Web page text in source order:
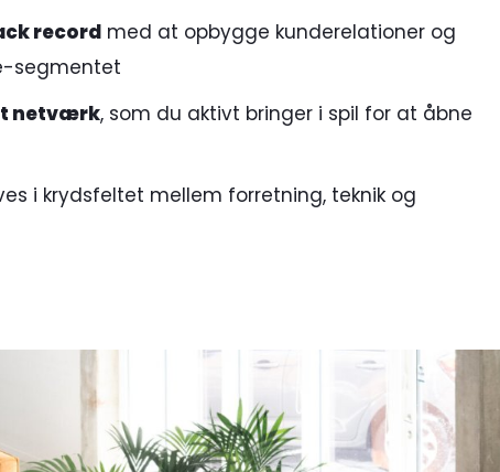
record med at opbygge kunderelationer og
segmentet
netværk, som du aktivt bringer i spil for at åbne
i krydsfeltet mellem forretning, teknik og